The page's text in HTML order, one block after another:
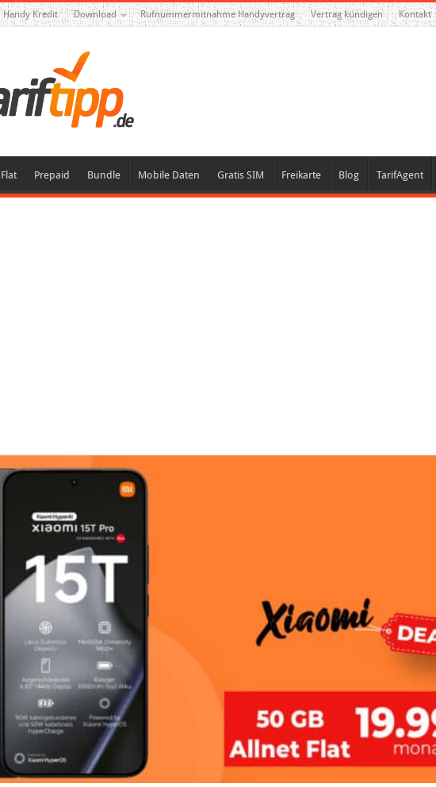
Handy Kredit Download Rufnummermitnahme Handyvertrag Vertrag kündigen Kontakt
Prepaid Bundle Mobile Daten Gratis SIM Freikarte Blog TarifAgent